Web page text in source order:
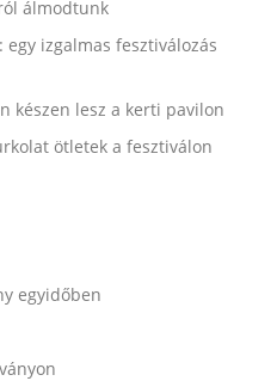
álmodtunk
izgalmas fesztiválozás
készen lesz a kerti pavilon
ötletek a fesztiválon
egyidőben